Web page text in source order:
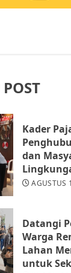
AGUSTUS
Kader
dan
AGUSTUS
Datangi
Warga
Lahan
untuk